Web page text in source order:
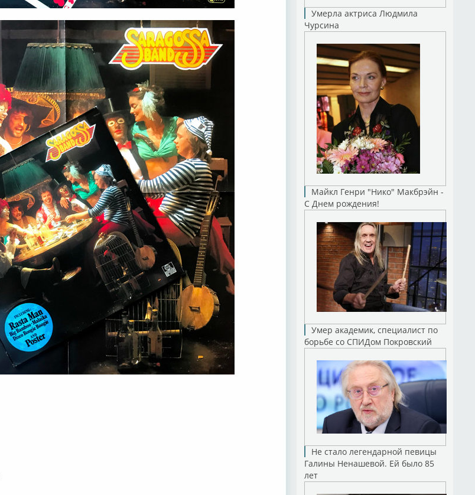
Умерла актриса Людмила
Чурсина
Майкл Генри "Нико" Макбрэйн -
С Днем рождения!
Умер академик, специалист по
борьбе со СПИДом Покровский
Не стало легендарной певицы
Галины Ненашевой. Ей было 85
лет